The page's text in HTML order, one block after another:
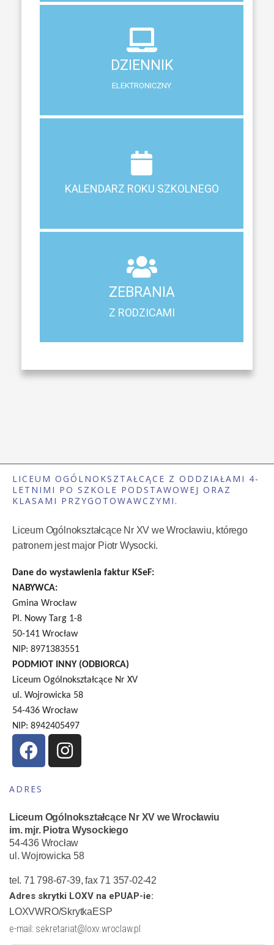
DZIENNIK
ELEKTRONICZNY
DZIENNIK
ELEKTRONICZNY
System zewnętrzny do śledzenia postępów w nauce
KALENDARZ ROKU SZKOLNEGO
KALENDARZ ROKU SZKOLNEGO
Terminy ferii, matur, zebrań i klasyfikacji
ZEBRANIA
Z RODZICAMI
Z RODZICAMI
Harmonogram spotkań i konsultacji z rodzicami
LICEUM OGÓLNOKSZTAŁCĄCE Z ODDZIAŁAMI 4-
LETNIMI PO SZKOLE PODSTAWOWEJ ORAZ
KLASAMI PRZYGOTOWAWCZYMI.
Liceum Ogólnokształcące Nr XV we Wrocławiu, którego
patronem jest major Piotr Wysocki.
Dane do wystawienia faktur KSeF:
NABYWCA:
Gmina Wrocław
Pl. Nowy Targ 1-8
50-141 Wrocław
NIP: 8971383551
PODMIOT INNY (ODBIORCA)
Liceum Ogólnokształcące Nr XV
ul. Wojrowicka 58
54-436 Wrocław
NIP: 8942405497
ADRES
Liceum Ogólnokształcące Nr XV we Wrocławiu
im. mjr. Piotra Wysockiego
54-436 Wrocław
ul. Wojrowicka 58
tel. 71 798-67-39, fax 71 357-02-42
Adres skrytki LOXV na ePUAP-ie:
LOXVWRO/SkrytkaESP
e-mail: sekretariat@loxv.wroclaw.pl